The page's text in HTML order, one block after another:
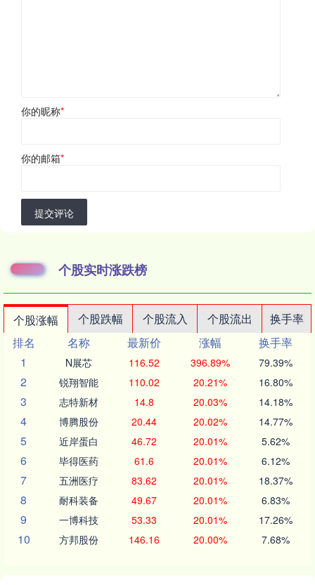
你的昵称*
你的邮箱*
提交评论
个股实时涨跌榜
个股涨幅 个股跌幅 个股流入 个股流出
换手率
排名
名称 最新价 涨幅
换手率
1
N展芯 116.52 396.89% 79.39%
2 锐翔智能 110.02 20.21% 16.80%
3 志特新材 14.8 20.03% 14.18%
4 博腾股份 20.44 20.02% 14.77%
5 近岸蛋白 46.72 20.01% 5.62%
6 毕得医药 61.6 20.01% 6.12%
7 五洲医疗 83.62 20.01% 18.37%
8 耐科装备 49.67 20.01% 6.83%
9 一博科技 53.33 20.01% 17.26%
10 方邦股份 146.16 20.00% 7.68%